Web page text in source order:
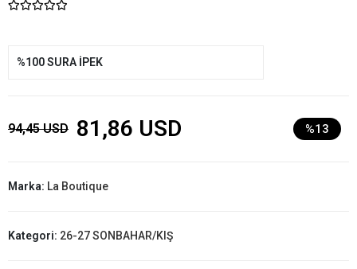
%100 SURA İPEK
94,45 USD 81,86 USD %13
Marka: La Boutique
Kategori: 26-27 SONBAHAR/KIŞ